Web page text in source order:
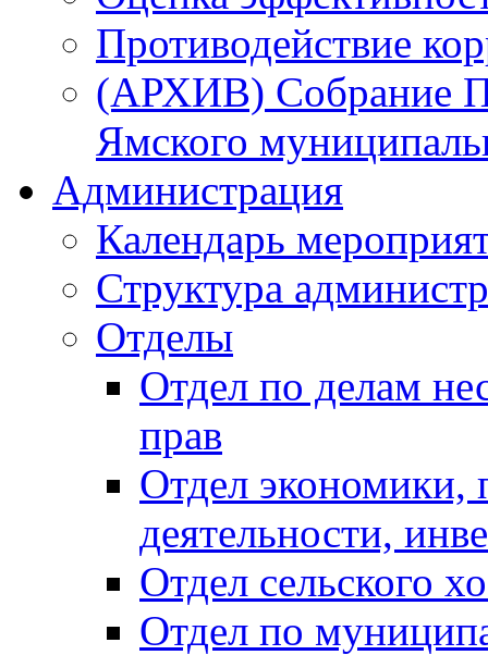
Противодействие
(АРХИВ) Собрание
Ямского
Администрация
Календарь
Структура
Отделы
Отдел по делам
прав
Отдел экономики,
деятельности,
Отдел сельского
Отдел по